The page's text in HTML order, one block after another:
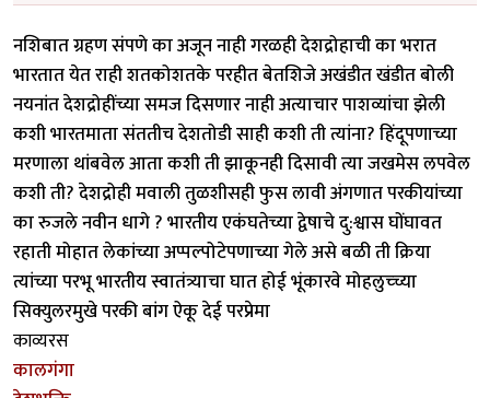
नशिबात ग्रहण संपणे का अजून नाही गरळही देशद्रोहाची का भरात
भारतात येत राही शतकोशतके परहीत बेतशिजे अखंडीत खंडीत बोली
नयनांत देशद्रोहींच्या समज दिसणार नाही अत्याचार पाशव्यांचा झेली
कशी भारतमाता संततीच देशतोडी साही कशी ती त्यांना? हिंदूपणाच्या
मरणाला थांबवेल आता कशी ती झाकूनही दिसावी त्या जखमेस लपवेल
कशी ती? देशद्रोही मवाली तुळशीसही फुस लावी अंगणात परकीयांच्या
का रुजले नवीन धागे ? भारतीय एकंघतेच्या द्वेषाचे दु:श्वास घोंघावत
रहाती मोहात लेकांच्या अप्पल्पोटेपणाच्या गेले असे बळी ती क्रिया
त्यांच्या परभू भारतीय स्वातंत्र्याचा घात होई भूंकारवे मोहलुच्च्या
सिक्युलरमुखे परकी बांग ऐकू देई परप्रेमा
काव्यरस
कालगंगा